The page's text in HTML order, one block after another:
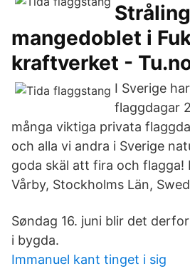
mangedoblet i
kraftverket -
I Sverige
flaggdagar
många viktiga privata
och alla vi andra i Sverige
goda skäl att fira och flagga!
Vårby, Stockholms Län,
Søndag 16. juni blir det
i bygda.
Immanuel kant tinget i sig